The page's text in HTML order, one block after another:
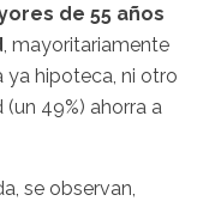
de 55 años
, mayoritariamente
ya hipoteca, ni otro
49%) ahorra a
se observan,